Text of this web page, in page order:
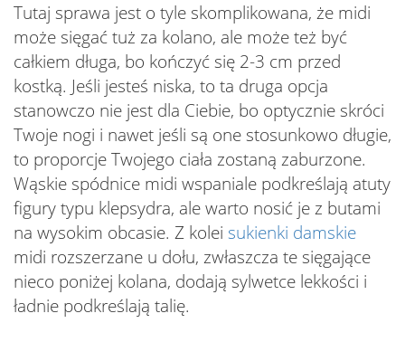
Tutaj sprawa jest o tyle skomplikowana, że midi
może sięgać tuż za kolano, ale może też być
całkiem długa, bo kończyć się 2-3 cm przed
kostką. Jeśli jesteś niska, to ta druga opcja
stanowczo nie jest dla Ciebie, bo optycznie skróci
Twoje nogi i nawet jeśli są one stosunkowo długie,
to proporcje Twojego ciała zostaną zaburzone.
Wąskie spódnice midi wspaniale podkreślają atuty
figury typu klepsydra, ale warto nosić je z butami
na wysokim obcasie. Z kolei sukienki damskie
midi rozszerzane u dołu, zwłaszcza te sięgające
nieco poniżej kolana, dodają sylwetce lekkości i
ładnie podkreślają talię.